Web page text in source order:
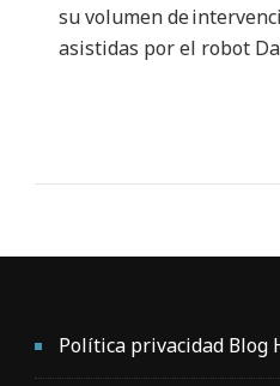
su volumen de
asistidas por el robot
Política privacidad Blog